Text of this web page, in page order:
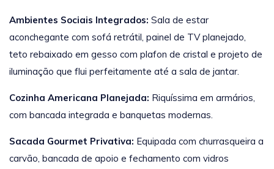
Ambientes Sociais Integrados: Sala de estar
aconchegante com sofá retrátil, painel de TV planejado,
teto rebaixado em gesso com plafon de cristal e projeto de
iluminação que flui perfeitamente até a sala de jantar.
Cozinha Americana Planejada: Riquíssima em armários,
com bancada integrada e banquetas modernas.
Sacada Gourmet Privativa: Equipada com churrasqueira a
carvão, bancada de apoio e fechamento com vidros